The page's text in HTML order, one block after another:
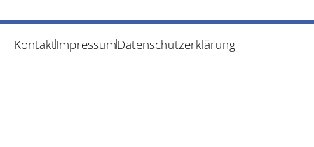
KontaktImpressumDatenschutzerklärung